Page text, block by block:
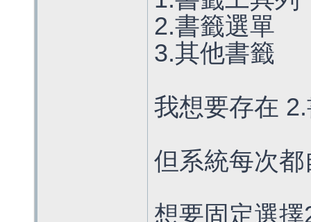
2.書籤選單
3.其他書籤
我想要存在
但系統每次
想要固定選